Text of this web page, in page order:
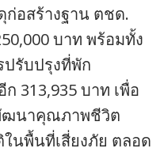
อสร้างฐาน ตชด.
บาท พร้อมทั้ง
รับปรุงที่พัก
313,935 บาท เพื่อ
ฒนาคุณภาพชีวิต
นพื้นที่เสี่ยงภัย ตลอด